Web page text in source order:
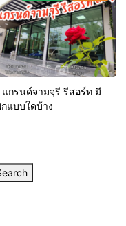
แกรนด์จามจุรี รีสอร์ท มี
แบบใดบ้าง